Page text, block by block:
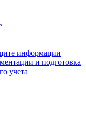
информации
и подготовка
учета